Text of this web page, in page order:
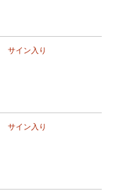
サイン入り
サイン入り